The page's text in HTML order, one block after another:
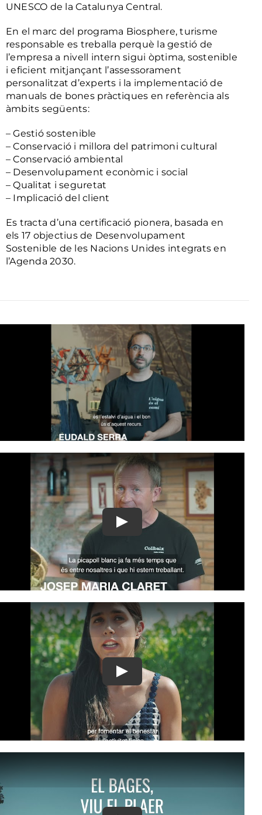
UNESCO de la Catalunya Central.
En el marc del programa Biosphere, turisme
responsable es treballa perquè la gestió de
l’empresa a nivell intern sigui òptima, sostenible
i eficient mitjançant l’assessorament
personalitzat d’experts i la implementació de
manuals de bones pràctiques en referència als
àmbits següents:
– Gestió sostenible
– Conservació i millora del patrimoni cultural
– Conservació ambiental
– Desenvolupament econòmic i social
– Qualitat i seguretat
– Implicació del client
Es tracta d’una certificació pionera, basada en
els 17 objectius de Desenvolupament
Sostenible de les Nacions Unides integrats en
l’Agenda 2030.